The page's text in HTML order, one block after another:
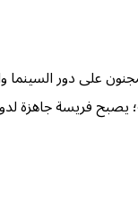
على دور السينما
جاهزة لدورة